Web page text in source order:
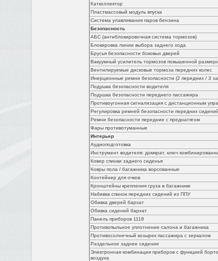
Катколлектор
Пластмассовый модуль впуска
Система улавливания паров бензина
Безопасность
АБС (антиблокировочная система тормозов)
Блокировка линии выбора заднего хода
Брусья безопасности боковых дверей
Вакуумный усилитель тормозов повышенной
Вентилируемые дисковые тормоза передних колес
Инерционные ремни безопасности (2 передних / 3
Подушка безопасности водителя
Подушка безопасности переднего пассажира
Противоугонная сигнализация с дистанционным
Регулировка ремней безопасности передних
Ремни безопасности передние с преднатягом
Фары противотуманные
Интерьер
Аудиоподготовка
Инструмент водителя: домкрат, ключ
Ковер спинки заднего сиденья
Ковры пола / багажника ворсованные
Контейнер для очков
Кронштейны крепления груза в багажнике
Набивка спинок передних сидений из ППУ
Обивка дверей бархат
Обивка сидений бархат
Панель приборов 1118
Противопыльное уплотнение салона и багажника
Противосолнечный козырек пассажира с зеркалом
Раздельное заднее сидение
Электронная комбинация приборов с функцией
воздуха